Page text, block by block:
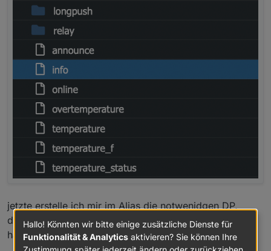
jetzte erstelle ich mir im Alias die notwenidgen DP,
damit ich von dort aus alles an einem zentralen Punkt
habe
Hallo! Könnten wir bitte einige zusätzliche Dienste für
Funktionalität & Analytics aktivieren? Sie können Ihre